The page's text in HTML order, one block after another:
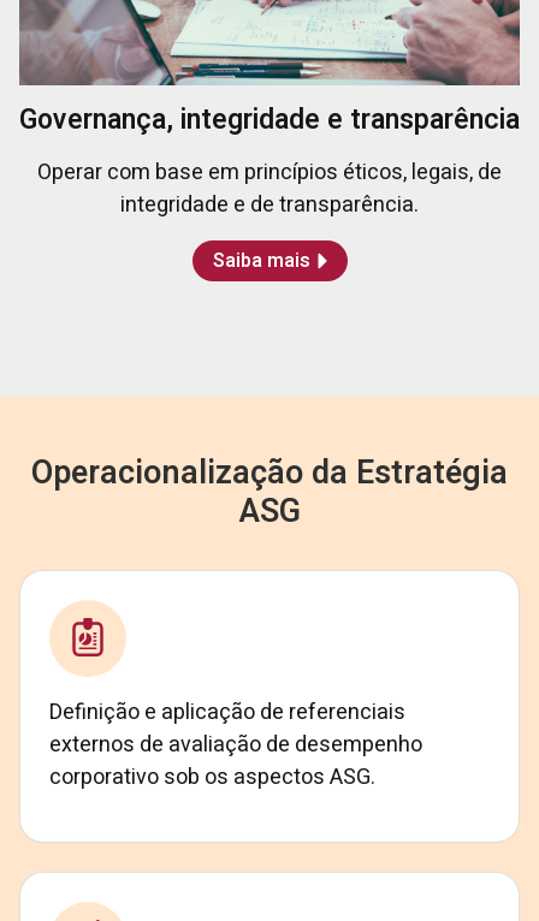
Governança, integridade e transparência
Operar com base em princípios éticos, legais, de
integridade e de transparência.
Saiba mais
Operacionalização da Estratégia
ASG
Definição e aplicação de referenciais
externos de avaliação de desempenho
corporativo sob os aspectos ASG.